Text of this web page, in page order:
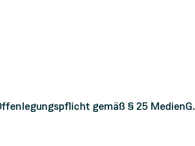
gemäß § 25 MedienG.